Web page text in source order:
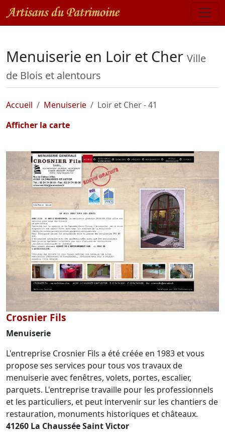
Menuiserie en Loir et Cher Ville
de Blois et alentours
Accueil Menuiserie
Loir et Cher - 41
Afficher la carte
Crosnier Fils
Menuiserie
L'entreprise Crosnier Fils a été créée en 1983 et vous
propose ses services pour tous vos travaux de
menuiserie avec fenêtres, volets, portes, escalier,
parquets. L'entreprise travaille pour les professionnels
et les particuliers, et peut intervenir sur les chantiers de
restauration, monuments historiques et châteaux.
41260 La Chaussée Saint Victor